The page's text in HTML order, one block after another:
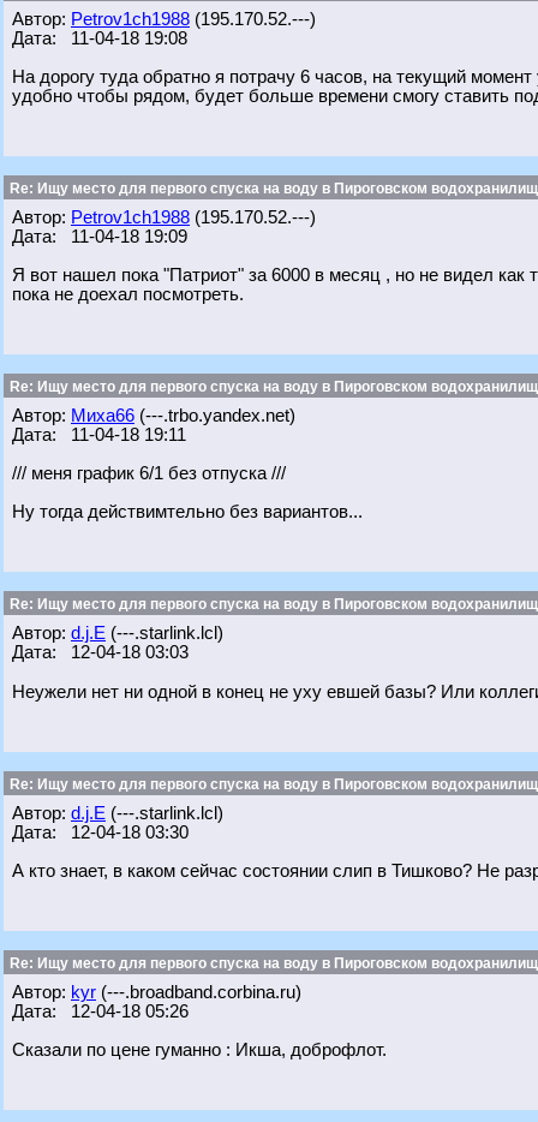
Автор: Petrov1ch1988 (195.170.52.---)
Дата: 11-04-18 19:08
На дорогу туда обратно я потрачу 6 часов, на текущий
удобно чтобы рядом, будет больше времени смогу ставить
Re: Ищу место для первого спуска на воду в Пироговском
Автор: Petrov1ch1988 (195.170.52.---)
Дата: 11-04-18 19:09
Я вот нашел пока "Патриот" за 6000 в месяц , но не видел
пока не доехал посмотреть.
Re: Ищу место для первого спуска на воду в Пироговском
Автор: Миха66 (---.trbo.yandex.net)
Дата: 11-04-18 19:11
/// меня график 6/1 без отпуска ///
Ну тогда действимтельно без вариантов...
Re: Ищу место для первого спуска на воду в Пироговском
Автор: d.j.E (---.starlink.lcl)
Дата: 12-04-18 03:03
Неужели нет ни одной в конец не уху евшей базы? Или
Re: Ищу место для первого спуска на воду в Пироговском
Автор: d.j.E (---.starlink.lcl)
Дата: 12-04-18 03:30
А кто знает, в каком сейчас состоянии слип в Тишково? Не
Re: Ищу место для первого спуска на воду в Пироговском
Автор: kyr (---.broadband.corbina.ru)
Дата: 12-04-18 05:26
Сказали по цене гуманно : Икша, доброфлот.